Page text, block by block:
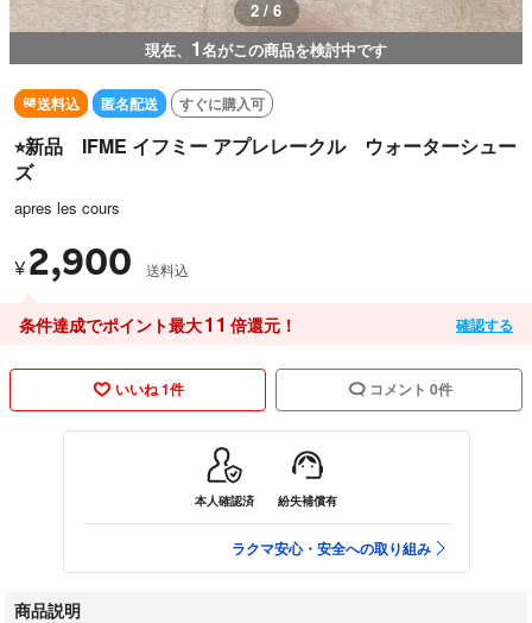
3 / 6
現在、 1名がこの商品を検討中です
送料込 匿名配送 すぐに購入可
⭐︎新品 IFME イフミー アプレレークル ウォーターシュー
ズ
apres les cours
¥ 2,900 送料込
条件達成でポイント最大11 倍還元！ 確認する
いいね 1件 コメント 0件
本人確認済 紛失補償有
ラクマ安心・安全への取り組み
商品説明